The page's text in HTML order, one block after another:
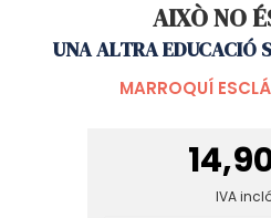
AIXÒ NO
UNA ALTRA EDUCACIÓ
MARROQUÍ
IVA